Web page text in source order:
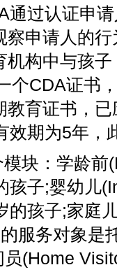
通过认证申
察申请人的
机构中与孩
个CDA证书
教育证书，
效期为5年，
模块：学龄
孩子;婴幼
的孩子;家庭
服务对象是
员(Home